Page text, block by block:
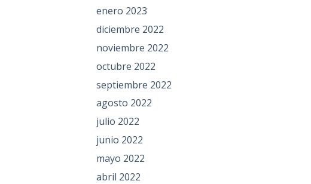
enero 2023
diciembre 2022
noviembre 2022
octubre 2022
septiembre 2022
agosto 2022
julio 2022
junio 2022
mayo 2022
abril 2022